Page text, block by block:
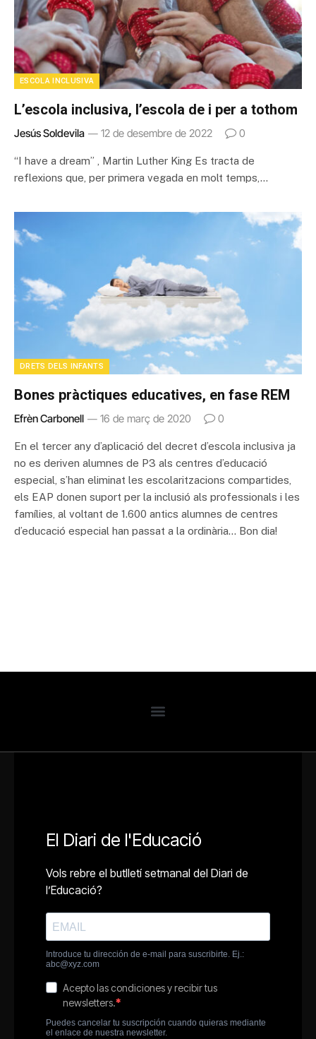
ESCOLA INCLUSIVA
L’escola inclusiva, l’escola de i per a tothom
Jesús Soldevila 12 de desembre de 2022 0
“I have a dream” , Martin Luther King Es tracta de
reflexions que, per primera vegada en molt temps,…
DRETS DELS INFANTS
Bones pràctiques educatives, en fase REM
Efrèn Carbonell 16 de març de 2020 0
En el tercer any d’aplicació del decret d’escola inclusiva ja
no es deriven alumnes de P3 als centres d’educació
especial, s’han eliminat les escolaritzacions compartides,
els EAP donen suport per la inclusió als professionals i les
famílies, al voltant de 1.600 antics alumnes de centres
d’educació especial han passat a la ordinària… Bon dia!